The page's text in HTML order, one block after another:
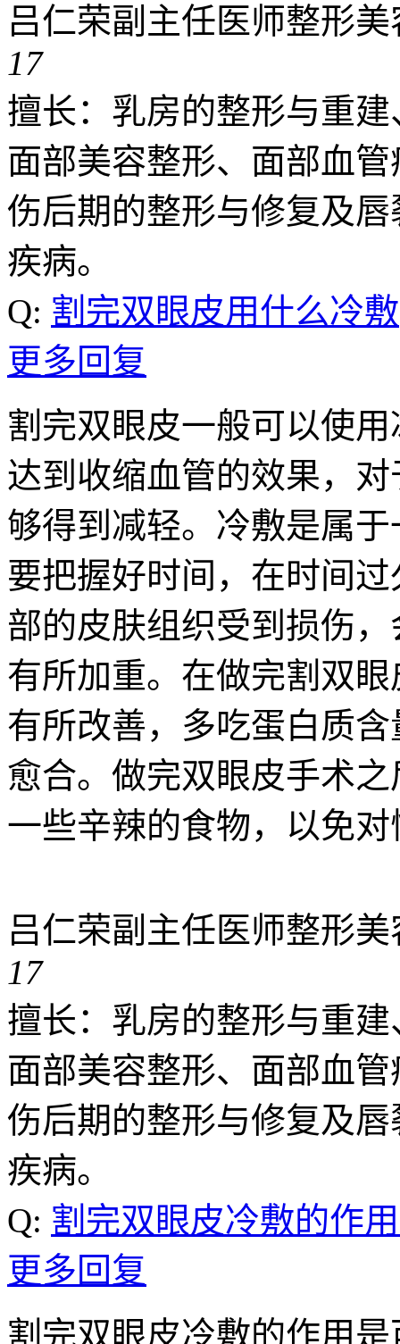
吕仁荣副主任医师整形美
17
擅长：乳房的整形与重
面部美容整形、面部血
伤后期的整形与修复及
疾病。
Q: 割完双眼皮用什么冷敷
更多回复
割完双眼皮一般可以使
达到收缩血管的效果，
够得到减轻。冷敷是属
要把握好时间，在时间
部的皮肤组织受到损伤
有所加重。在做完割双
有所改善，多吃蛋白质
愈合。做完双眼皮手术
一些辛辣的食物，以免
吕仁荣副主任医师整形美
17
擅长：乳房的整形与重
面部美容整形、面部血
伤后期的整形与修复及
疾病。
Q: 割完双眼皮冷敷的作
更多回复
割完双眼皮冷敷的作用